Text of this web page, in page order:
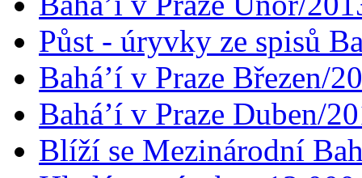
Půst - úryvky ze spisů
Bahá’í v Praze Březen/
Bahá’í v Praze Duben/
Blíží se Mezinárodní